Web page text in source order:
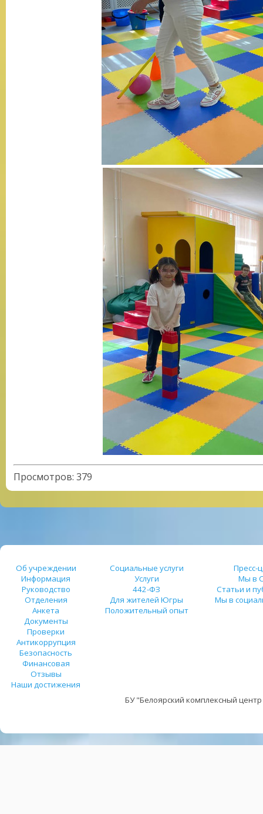
Просмотров: 379
Об учреждении
Информация
Руководство
Отделения
Анкета
Документы
Проверки
Антикоррупция
Безопасность
Финансовая
Отзывы
Наши достижения
Социальные услуги
Услуги
442-ФЗ
Для жителей Югры
Положительный опыт
Пресс-
Мы в
Статьи и
Мы в
БУ "Белоярский комплексный